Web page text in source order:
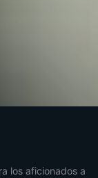
los aficionados a